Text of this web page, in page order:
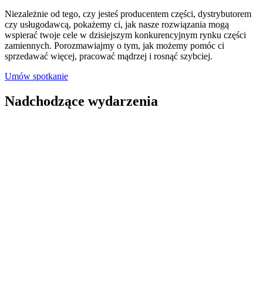
Niezależnie od tego, czy jesteś producentem części, dystrybutorem
czy usługodawcą, pokażemy ci, jak nasze rozwiązania mogą
wspierać twoje cele w dzisiejszym konkurencyjnym rynku części
zamiennych. Porozmawiajmy o tym, jak możemy pomóc ci
sprzedawać więcej, pracować mądrzej i rosnąć szybciej.
Umów spotkanie
Nadchodzące wydarzenia